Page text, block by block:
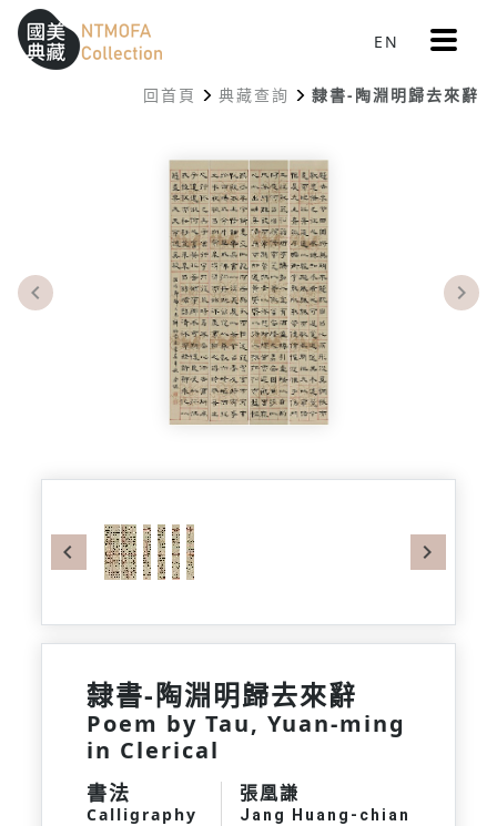
跳到中間主要內容區
網站導覽
::: EN 更
多
單
回首頁 典藏查詢 隸書-陶淵明歸去來辭
Previous
隸書-陶淵明歸去來辭
Poem by Tau, Yuan-ming
in Clerical
書法
Calligraphy
張凰謙
Jang Huang-chian